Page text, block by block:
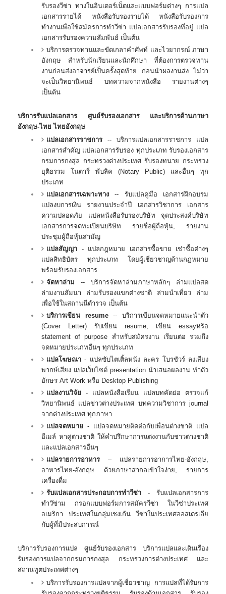
รับรองวีซ่า ทางในอินเตอร์เน็ตและแบบฟอร์มต่างๆ การแปล
เอกสารรายได้ หนังสือรับรองรายได้ หนังสือรับรองการ
ทำงานเพื่อใช้สมัครการทำวีซ่า แปลเอกสารรับรองที่อยู่ แปล
เอกสารรับรองความสัมพันธ์ เป็นต้น
บริการตรวจทานและขัดเกลาคำศัพท์ และไวยากรณ์ ภาษา
อังกฤษ สำหรับนักเรียนและนักศึกษา ที่ต้องการตรวจทาน
งานก่อนส่งอาจารย์เป็นครั้งสุดท้าย ก่อนนำผลงานส่ง ไม่ว่า
จะเป็นวิทยานิพนธ์ บทความจากหนังสือ รายงานต่างๆ
เป็นต้น
บริการรับแปลเอกสาร ศูนย์รับรองเอกสาร และบริการด้านภาษา
อังกฤษ-ไทย ไทยอังกฤษ
แปลเอกสารราชการ -- บริการแปลเอกสารราชการ แปล
เอกสารสำคัญ แปลเอกสารรับรอง ทุกประเภท รับรองเอกสาร
กรมการกงสุล กระทรวงต่างประเทศ รับรองทนาย กระทรวง
ยุติธรรม โนตารี่ พับลิค (Notary Public) และอื่นๆ ทุก
ประเภท
แปลเอกสารเฉพาะทาง -- รับแปลคู่มือ เอกสารฝึกอบรม
แปลงบการเงิน รายงานประจำปี เอกสารวิชาการ เอกสาร
ความปลอดภัย แปลหนังสือรับรองบริษัท จุดประสงค์บริษัท
เอกสารการจดทะเบียนบริษัท รายชื่อผู้ถือหุ้น, รายงาน
ประชุมผู้ถือหุ้นสามัญ
แปลสัญญา - แปลกฎหมาย เอกสารซื้อขาย เช่าซื้อต่างๆ
แปลสิทธิบัตร ทุกประเภท โดยผู้เชี่ยวชาญด้านกฎหมาย
พร้อมรับรองเอกสาร
จัดหาล่าม -- บริการจัดหาล่ามภาษาหลักๆ ล่ามแปลสด
ล่ามงานสัมนา ล่ามรับรองแขกต่างชาติ ล่ามนำเที่ยว ล่าม
เพื่อใช้ในสถานนีตำรวจ เป็นต้น
บริการเขียน resume-- บริการเขียนจดหมายแนะนำตัว
(Cover Letter) รับเขียน resume, เขียน essayหริอ
statement of purpose สำหรับสมัครงาน เรียนต่อ รวมถึง
จดหมายประเภทอื่นๆ ทุกประเภท
แปลโฆษณา - แปลซับไตเติ้ลหนัง ละคร โบรชัวร์ ลงเสียง
พากษ์เสียง แปลเว็บไซต์ presentation นำเสนอผลงาน ทำตัว
อักษร Art Work หรือ Desktop Publishing
แปลงานวิจัย - แปลหนังสือเรียน แปลบทคัดย่อ ตรวจแก้
วิทยานิพนธ์ แปลข่าวต่างประเทศ บทความวิชาการ journal
จากต่างประเทศ ทุกภาษา
แปลจดหมาย - แปลจดหมายติดต่อกับเพื่อนต่างชาติ แปล
อีเมล์ หาคู่ต่างชาติ ให้คำปรึกษาการแต่งงานกับชาวต่างชาติ
และแปลเอกสารอื่นๆ
แปลรายการอาหาร – แปลรายการอาการไทย-อังกฤษ,
อาหารไทย-อังกฤษ ด้วยภาษาสากลเข้าใจง่าย, รายการ
เครื่องดื่ม
รับแปลเอกสารประกอบการทำวีซ่า - รับแปลเอกสารการ
ทำว๊ซ่าม กรอกแบบฟอร์มการสมัครวีซ่า ในวีซ่าประเทศ
อเมริกา ประเทศในกลุ่มเชงเก้น วีซ่าในประเทศออสเตรเลีย
กับผู้ที่มีประสบการณ์
บริการรับรองการแปล ศูนย์รับรองเอกสาร บริการแปลและเดินเรื่อง
รับรองการแปลจากกรมการกงสุล กระทรวงการต่างประเทศ และ
สถานทูตประเทศต่างๆ
บริการรับรองการแปลจากผู้เชี่ยวชาญ การแปลที่ได้รับการ